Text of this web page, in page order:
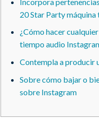
20 Star Party
¿Cómo hacer
tiempo audio
Contempla a producir
Sobre cómo bajar o
sobre Instagram